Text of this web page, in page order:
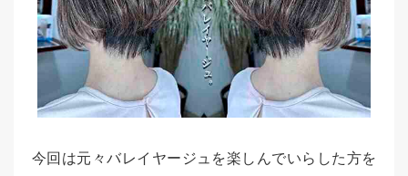
今回は元々バレイヤージュを楽しんでいらした方を